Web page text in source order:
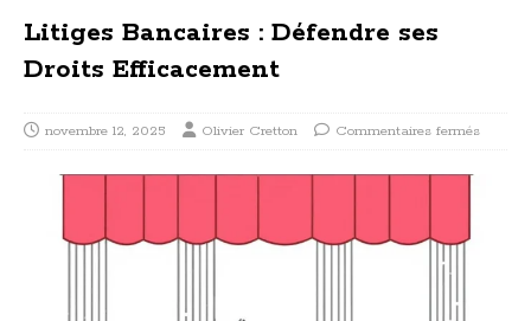
Litiges Bancaires : Défendre ses
Droits Efficacement
novembre 12, 2025 Olivier Cretton Commentaires fermés